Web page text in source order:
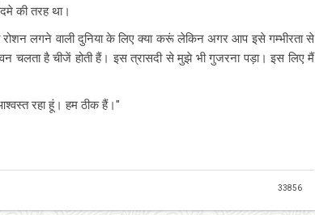
की तरह था।
लगने वाली दुनिया के लिए क्या करूं लेकिन अगर आप इसे गम्भीरता से
चलता है चीजें होती हैं। इस त्रासदी से मुझे भी गुजरना पड़ा। इस लिए मैं
रहा हूं। हम ठीक हैं।"
33856